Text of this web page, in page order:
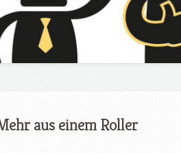
aus einem Roller